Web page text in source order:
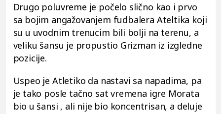
Drugo poluvreme je počelo slično kao i prvo
sa bojim angažovanjem fudbalera Ateltika koji
su u uvodnim trenucim bili bolji na terenu, a
veliku šansu je propustio Grizman iz izgledne
pozicije.
Uspeo je Atletiko da nastavi sa napadima, pa
je tako posle tačno sat vremena igre Morata
bio u šansi , ali nije bio koncentrisan, a deluje